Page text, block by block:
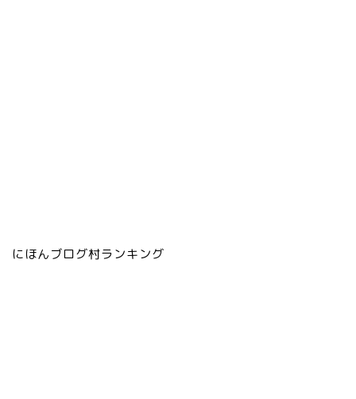
にほんブログ村ランキング